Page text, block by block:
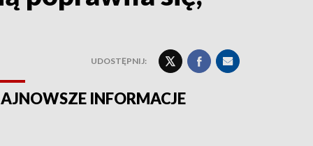
UDOSTĘPNIJ:
INFORMACJE